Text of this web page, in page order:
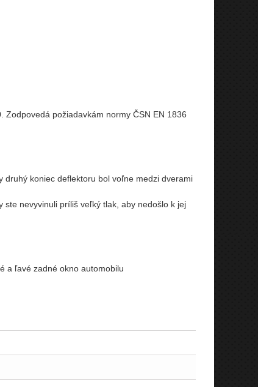
Zodpovedá požiadavkám normy ČSN EN 1836
koniec deflektoru bol voľne medzi dverami
nevyvinuli príliš veľký tlak, aby nedošlo k jej
a ľavé zadné okno automobilu